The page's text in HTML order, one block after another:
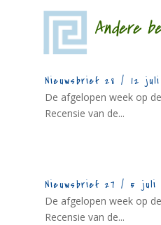
Andere
Nieuwsbrief 28 / 12 juli
De afgelopen week op
Recensie van de...
Nieuwsbrief 27 / 5 juli
De afgelopen week op
Recensie van de...